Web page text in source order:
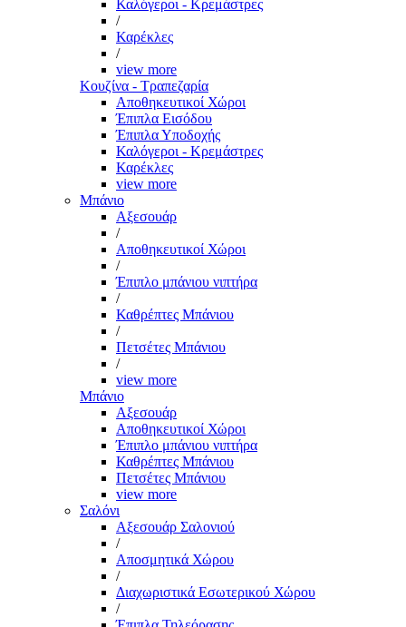
Καλόγεροι - Κρεμάστρες
/
Καρέκλες
/
view more
Κουζίνα - Τραπεζαρία
Αποθηκευτικοί Χώροι
Έπιπλα Εισόδου
Έπιπλα Υποδοχής
Καλόγεροι - Κρεμάστρες
Καρέκλες
view more
Μπάνιο
Αξεσουάρ
/
Αποθηκευτικοί Χώροι
/
Έπιπλο μπάνιου νιπτήρα
/
Καθρέπτες Μπάνιου
/
Πετσέτες Μπάνιου
/
view more
Μπάνιο
Αξεσουάρ
Αποθηκευτικοί Χώροι
Έπιπλο μπάνιου νιπτήρα
Καθρέπτες Μπάνιου
Πετσέτες Μπάνιου
view more
Σαλόνι
Αξεσουάρ Σαλονιού
/
Αποσμητικά Χώρου
/
Διαχωριστικά Εσωτερικού Χώρου
/